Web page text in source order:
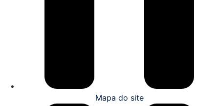
Mapa do site